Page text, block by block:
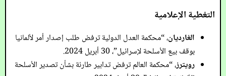
التغطية الإعلامية
الغارديان، “محكمة العدل الدولية ترفض طلب إصدار أمر لألمانيا
بوقف بيع الأسلحة لإسرائيل”، 30 أبريل 2024.
رويترز، “محكمة العالم ترفض تدابير طارئة بشأن تصدير الأسلحة